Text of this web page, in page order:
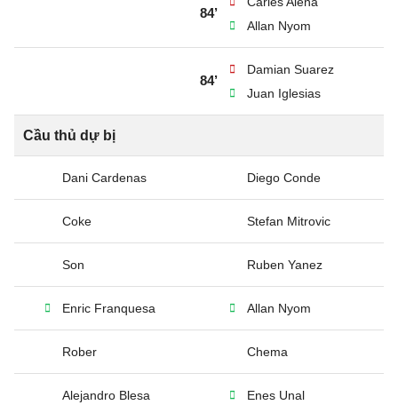
84’
Allan Nyom
84’
Damian Suarez
Juan Iglesias
Cầu thủ dự bị
Dani Cardenas Diego Conde
Coke Stefan Mitrovic
Son Ruben Yanez
Enric Franquesa Allan Nyom
Rober Chema
Alejandro Blesa Enes Unal